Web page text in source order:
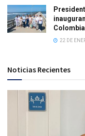
Colombia
22 DE
Noticias Recientes